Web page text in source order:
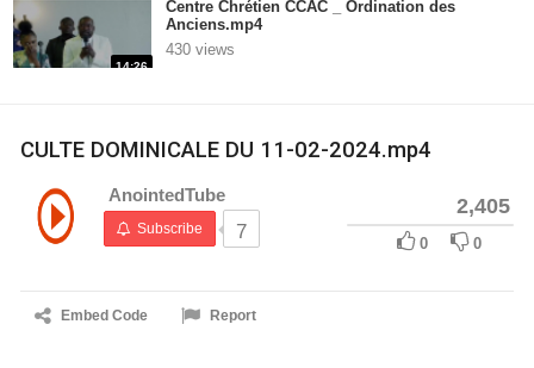
14:26
Centre Chrétien CCAC _ Ordination des
Anciens.mp4
430 views
CULTE DOMINICALE DU 11-02-2024.mp4
AnointedTube
Subscribe 7
2,405
0 0
Embed Code Report